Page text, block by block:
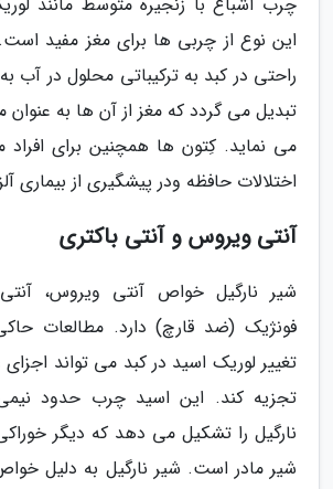
این نوع از چربی ها برای مغز مفید
راحتی در کبد به ترکیباتی محلول در آب
تبدیل می گردد که مغز از آن ها به عنوان
می نماید. کِتون ها همچنین برای افراد
اختلالات حافظه ودر پیشگیری از بیماری
آنتی ویروس و آنتی باکتری
شیر نارگیل خواص آنتی ویروس،
فونژیک (ضد قارچ) دارد. مطالعات
تغییر لوریک اسید در کبد می تواند اجزای
تجزیه کند. این اسید چرب حدود
نارگیل را تشکیل می دهد که دیگر
شیر مادر است. شیر نارگیل به دلیل